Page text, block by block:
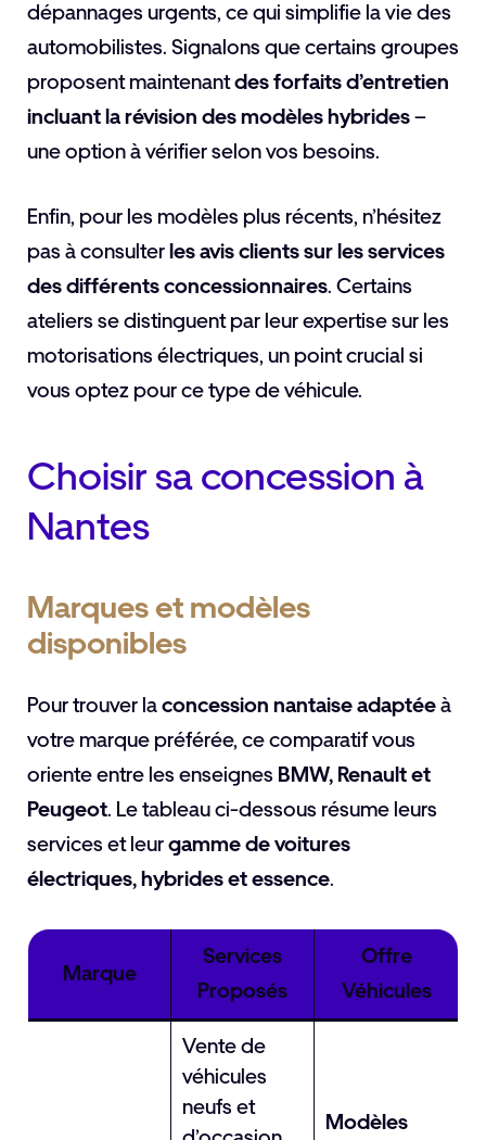
dépannages urgents, ce qui simplifie la vie des
automobilistes. Signalons que certains groupes
proposent maintenantdes forfaits d’entretien
incluant la révision des modèles hybrides–
une option à vérifier selon vos besoins.
Enfin, pour les modèles plus récents, n’hésitez
pas à consulterles avis clients sur les services
des différents concessionnaires. Certains
ateliers se distinguent par leur expertise sur les
motorisations électriques, un point crucial si
vous optez pour ce type de véhicule.
Choisir sa concession à
Nantes
Marques et modèles
disponibles
Pour trouver laconcession nantaise adaptéeà
votre marque préférée, ce comparatif vous
oriente entre les enseignes BMW, Renault et
Peugeot. Le tableau ci-dessous résume leurs
services et leurgamme de voitures
électriques, hybrides et essence.
Marque
Services
Proposés
Offre
Véhicules
Vente de
véhicules
neufs et
Modèles